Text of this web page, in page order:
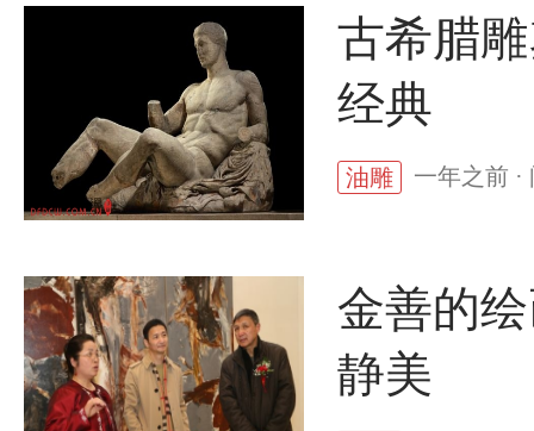
古希腊
经典
油雕 一年之前 ·
金善的
静美